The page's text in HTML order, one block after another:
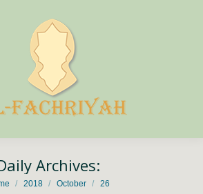
Archives:
are here:
2018 October 26